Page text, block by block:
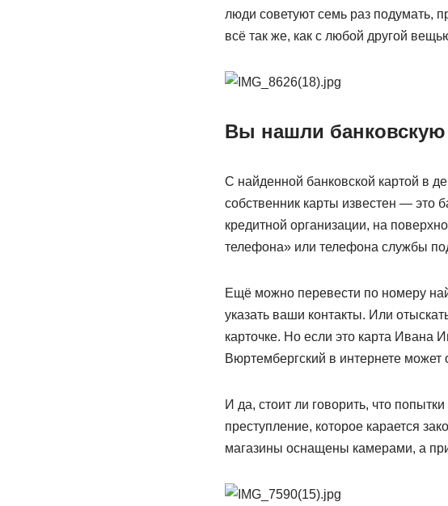
люди советуют семь раз подумать,
всё так же, как с любой другой
Вы нашли банковскую
С найденной банковской картой в
собственник карты известен — это
кредитной организации, на
телефона» или телефона службы
Ещё можно перевести по номеру
указать ваши контакты. Или
карточке. Но если это карта Ивана
Вюртембергский в интернете может
И да, стоит ли говорить, что
преступление, которое карается
магазины оснащены камерами, а